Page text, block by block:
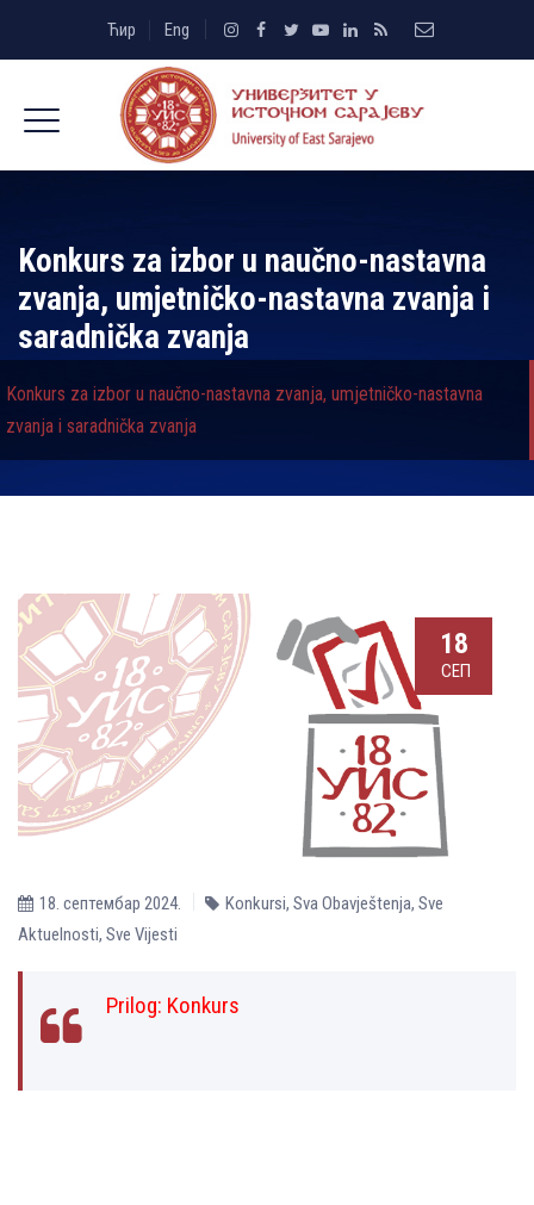
Ћир Eng
Konkurs za izbor u naučno-nastavna
zvanja, umjetničko-nastavna zvanja i
saradnička zvanja
Konkurs za izbor u naučno-nastavna zvanja, umjetničko-nastavna
zvanja i saradnička zvanja
18
СЕП
18. септембар 2024. Konkursi, Sva Obavještenja, Sve
Aktuelnosti, Sve Vijesti
Prilog: Konkurs